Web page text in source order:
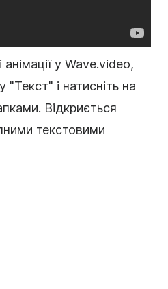
у Wave.video,
"Текст" і натисніть на
Відкриється
текстовими